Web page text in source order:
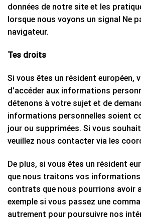
données de notre site et les
lorsque nous voyons un signal Ne
navigateur.
Tes droits
Si vous êtes un résident européen,
d’accéder aux informations
détenons à votre sujet et de
informations personnelles soient
jour ou supprimées. Si vous
veuillez nous contacter via les
De plus, si vous êtes un résident
que nous traitons vos
contrats que nous pourrions avoir
exemple si vous passez une
autrement pour poursuivre nos